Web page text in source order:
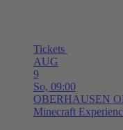
Tickets
AUG
9
So, 09:00
OBERHAUSEN
Minecraft